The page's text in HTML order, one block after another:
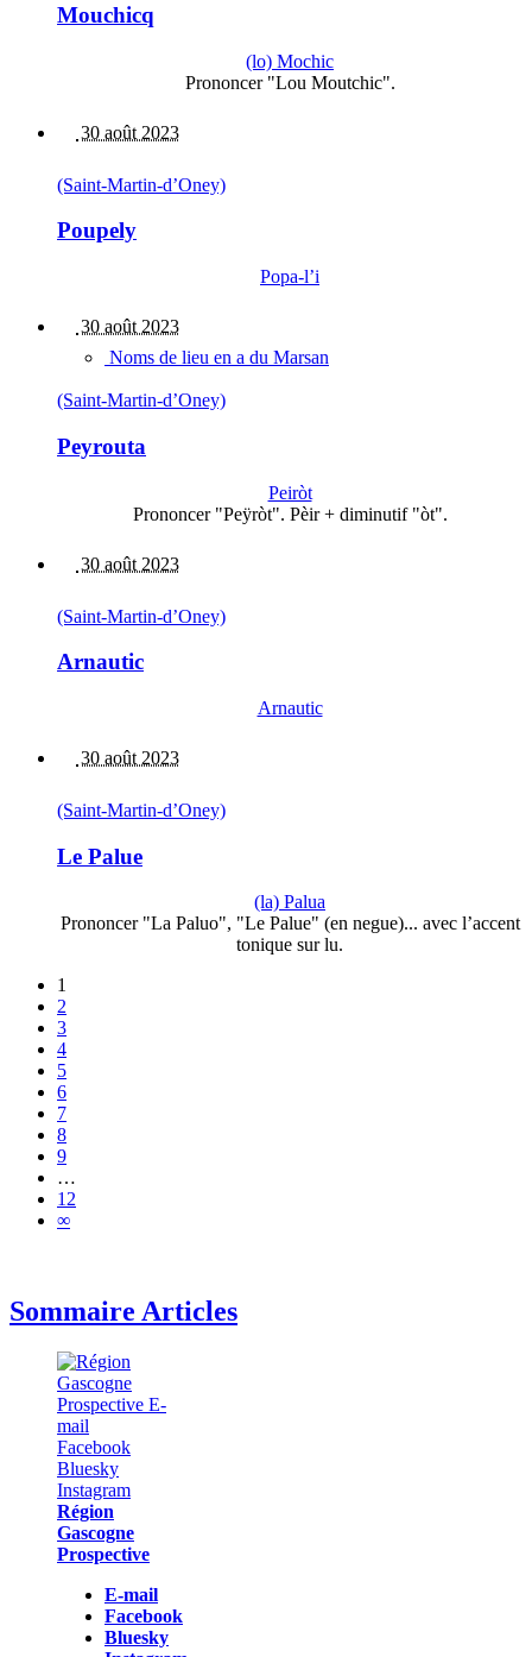
Mouchicq
(lo) Mochic
Prononcer "Lou Moutchic".
30 août 2023
(Saint-Martin-d’Oney)
Poupely
Popa-l’i
30 août 2023
Noms de lieu en a du Marsan
(Saint-Martin-d’Oney)
Peyrouta
Peiròt
Prononcer "Peÿròt". Pèir + diminutif "òt".
30 août 2023
(Saint-Martin-d’Oney)
Arnautic
Arnautic
30 août 2023
(Saint-Martin-d’Oney)
Le Palue
(la) Palua
Prononcer "La Paluo", "Le Palue" (en negue)... avec l’accent
tonique sur lu.
1
2
3
4
5
6
7
8
9
…
12
∞
Sommaire Articles
Région
Gascogne
Prospective
E-mail
Facebook
Bluesky